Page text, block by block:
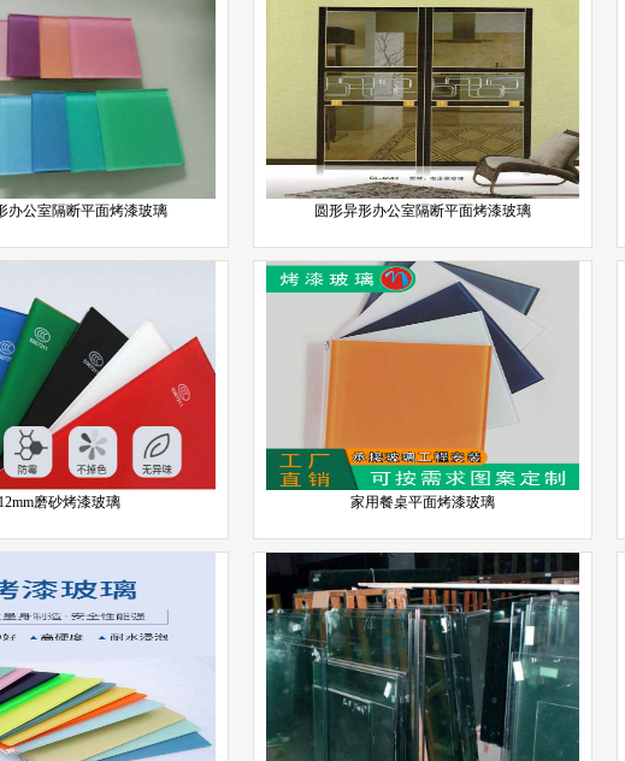
办公室隔断平面烤漆玻璃 圆形异形办公室隔断平面烤漆玻璃
磨砂烤漆玻璃 家用餐桌平面烤漆玻璃